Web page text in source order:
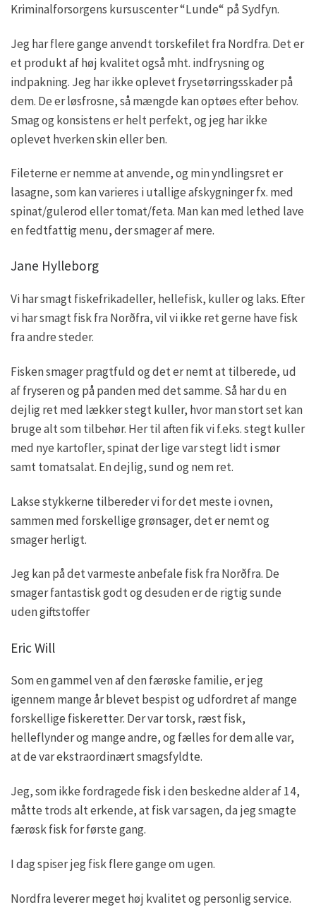
Kriminalforsorgens kursuscenter “Lunde“ på Sydfyn.
Jeg har flere gange anvendt torskefilet fra Nordfra. Det er
et produkt af høj kvalitet også mht. indfrysning og
indpakning. Jeg har ikke oplevet frysetørringsskader på
dem. De er løsfrosne, så mængde kan optøes efter behov.
Smag og konsistens er helt perfekt, og jeg har ikke
oplevet hverken skin eller ben.
Fileterne er nemme at anvende, og min yndlingsret er
lasagne, som kan varieres i utallige afskygninger fx. med
spinat/gulerod eller tomat/feta. Man kan med lethed lave
en fedtfattig menu, der smager af mere.
Jane Hylleborg
Vi har smagt fiskefrikadeller, hellefisk, kuller og laks. Efter
vi har smagt fisk fra Norðfra, vil vi ikke ret gerne have fisk
fra andre steder.
Fisken smager pragtfuld og det er nemt at tilberede, ud
af fryseren og på panden med det samme. Så har du en
dejlig ret med lækker stegt kuller, hvor man stort set kan
bruge alt som tilbehør. Her til aften fik vi f.eks. stegt kuller
med nye kartofler, spinat der lige var stegt lidt i smør
samt tomatsalat. En dejlig, sund og nem ret.
Lakse stykkerne tilbereder vi for det meste i ovnen,
sammen med forskellige grønsager, det er nemt og
smager herligt.
Jeg kan på det varmeste anbefale fisk fra Norðfra. De
smager fantastisk godt og desuden er de rigtig sunde
uden giftstoffer
Eric Will
Som en gammel ven af den færøske familie, er jeg
igennem mange år blevet bespist og udfordret af mange
forskellige fiskeretter. Der var torsk, ræst fisk,
helleflynder og mange andre, og fælles for dem alle var,
at de var ekstraordinært smagsfyldte.
Jeg, som ikke fordragede fisk i den beskedne alder af 14,
måtte trods alt erkende, at fisk var sagen, da jeg smagte
færøsk fisk for første gang.
I dag spiser jeg fisk flere gange om ugen.
Nordfra leverer meget høj kvalitet og personlig service.